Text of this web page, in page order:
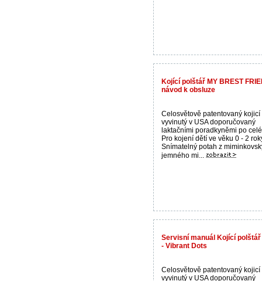
Kojící polštář MY BREST
návod k obsluze
Celosvětově patentovaný kojicí
vyvinutý v USA doporučovaný
laktačními poradkyněmi po
Pro kojení dětí ve věku 0 - 2
Snímatelný potah z
jemného mi...
Servisní manuál Kojící polštář
- Vibrant Dots
Celosvětově patentovaný kojicí
vyvinutý v USA doporučovaný